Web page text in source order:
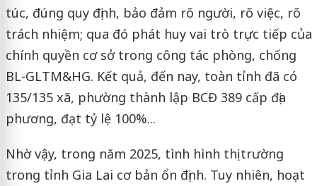
túc, đúng quy định, bảo đảm rõ người, rõ việc, rõ
trách nhiệm; qua đó phát huy vai trò trực tiếp của
chính quyền cơ sở trong công tác phòng, chống
BL-GLTM&HG. Kết quả, đến nay, toàn tỉnh đã có
135/135 xã, phường thành lập BCĐ 389 cấp địa
phương, đạt tỷ lệ 100%...
Nhờ vậy, trong năm 2025, tình hình thị trường
trong tỉnh Gia Lai cơ bản ổn định. Tuy nhiên, hoạt